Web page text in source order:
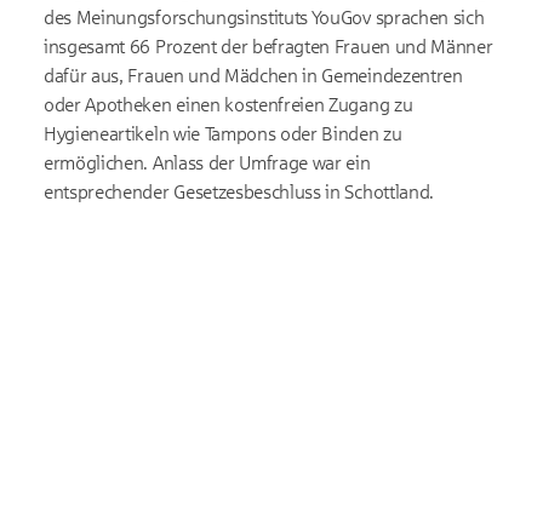
des Meinungsforschungsinstituts YouGov sprachen sich
insgesamt 66 Prozent der befragten Frauen und Männer
dafür aus, Frauen und Mädchen in Gemeindezentren
oder Apotheken einen kostenfreien Zugang zu
Hygieneartikeln wie Tampons oder Binden zu
ermöglichen. Anlass der Umfrage war ein
entsprechender Gesetzesbeschluss in Schottland.